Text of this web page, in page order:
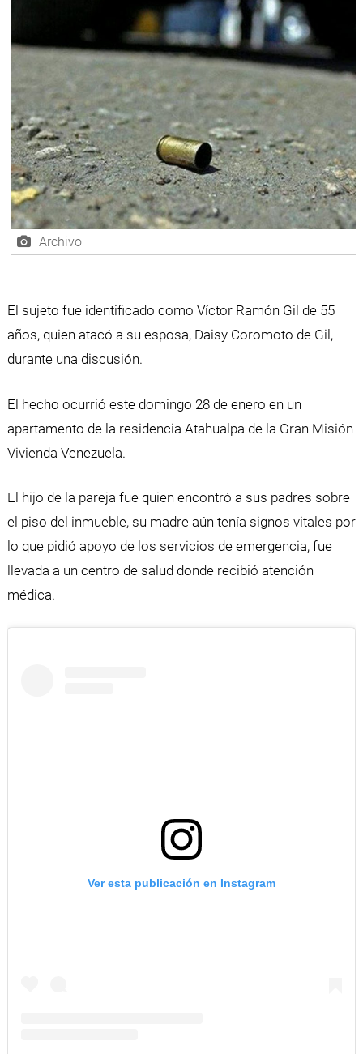
Archivo
El sujeto fue identificado como Víctor Ramón Gil de 55
años, quien atacó a su esposa, Daisy Coromoto de Gil,
durante una discusión.
El hecho ocurrió este domingo 28 de enero en un
apartamento de la residencia Atahualpa de la Gran Misión
Vivienda Venezuela.
El hijo de la pareja fue quien encontró a sus padres sobre
el piso del inmueble, su madre aún tenía signos vitales por
lo que pidió apoyo de los servicios de emergencia, fue
llevada a un centro de salud donde recibió atención
médica.
Ver esta publicación en Instagram